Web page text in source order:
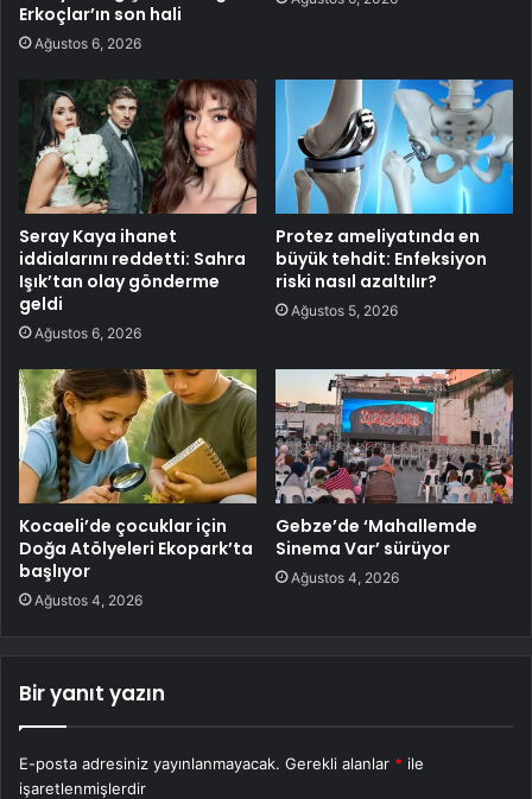
Erkoçlar’ın son hali
Ağustos 6, 2026
Seray Kaya ihanet
iddialarını reddetti: Sahra
Işık’tan olay gönderme
geldi
Ağustos 6, 2026
Protez ameliyatında en
büyük tehdit: Enfeksiyon
riski nasıl azaltılır?
Ağustos 5, 2026
Kocaeli’de çocuklar için
Doğa Atölyeleri Ekopark’ta
başlıyor
Ağustos 4, 2026
Gebze’de ‘Mahallemde
Sinema Var’ sürüyor
Ağustos 4, 2026
Bir yanıt yazın
E-posta adresiniz yayınlanmayacak. Gerekli alanlar * ile
işaretlenmişlerdir